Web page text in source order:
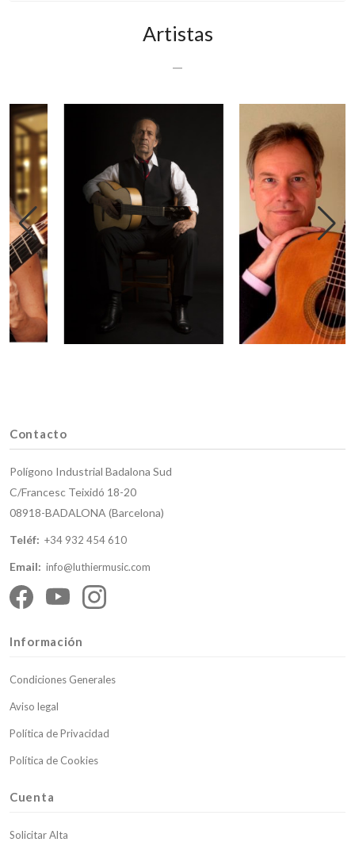
Artistas
Contacto
Polígono Industrial Badalona Sud
C/Francesc Teixidó 18-20
08918-BADALONA (Barcelona)
Teléf: +34 932 454 610
Email: info@luthiermusic.com
Información
Condiciones Generales
Aviso legal
Política de Privacidad
Política de Cookies
Cuenta
Solicitar Alta